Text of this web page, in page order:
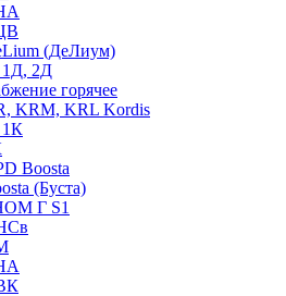
(ДеЛиум)
2Д
горячее
KRM, KRL Kordis
Boosta
(Буста)
Г S1